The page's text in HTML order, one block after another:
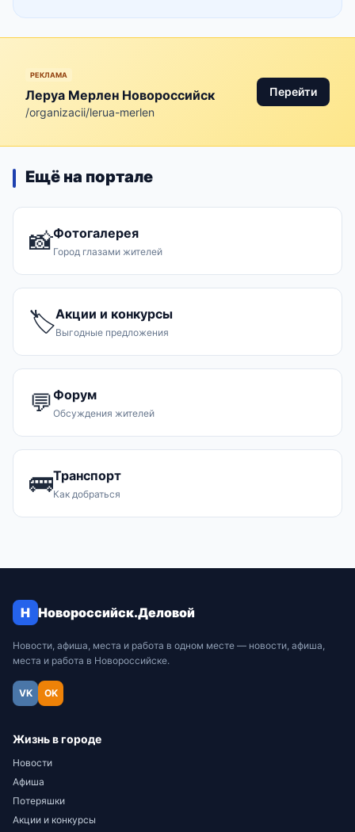
РЕКЛАМА
Леруа Мерлен Новороссийск
/organizacii/lerua-merlen
Перейти
Ещё на портале
📸Фотогалерея
Город глазами жителей
🏷️Акции и конкурсы
Выгодные предложения
💬Форум
Обсуждения жителей
🚌Транспорт
Как добраться
Н Новороссийск.Деловой
Новости, афиша, места и работа в одном месте — новости, афиша,
места и работа в Новороссийске.
VK OK
Жизнь в городе
Новости
Афиша
Потеряшки
Акции и конкурсы